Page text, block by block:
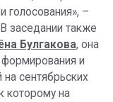
голосования», –
заседании также
Булгакова, она
и
сентябрьских
которому на